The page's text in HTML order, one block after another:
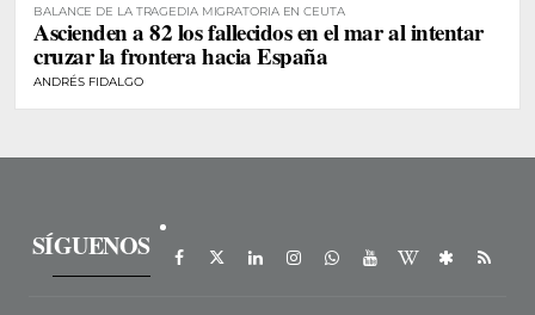
BALANCE DE LA TRAGEDIA MIGRATORIA EN CEUTA
Ascienden a 82 los fallecidos en el mar al intentar
cruzar la frontera hacia España
ANDRÉS FIDALGO
SÍGUENOS